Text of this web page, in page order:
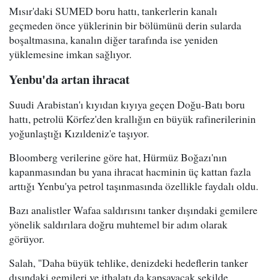
Mısır'daki SUMED boru hattı, tankerlerin kanalı
geçmeden önce yüklerinin bir bölümünü derin sularda
boşaltmasına, kanalın diğer tarafında ise yeniden
yüklemesine imkan sağlıyor.
Yenbu'da artan ihracat
Suudi Arabistan'ı kıyıdan kıyıya geçen Doğu-Batı boru
hattı, petrolü Körfez'den krallığın en büyük rafinerilerinin
yoğunlaştığı Kızıldeniz'e taşıyor.
Bloomberg verilerine göre hat, Hürmüz Boğazı'nın
kapanmasından bu yana ihracat hacminin üç kattan fazla
arttığı Yenbu'ya petrol taşınmasında özellikle faydalı oldu.
Bazı analistler Wafaa saldırısını tanker dışındaki gemilere
yönelik saldırılara doğru muhtemel bir adım olarak
görüyor.
Salah, "Daha büyük tehlike, denizdeki hedeflerin tanker
dışındaki gemileri ve ithalatı da kapsayacak şekilde